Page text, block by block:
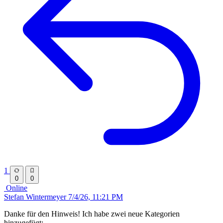
1
0 0
Online
Stefan Wintermeyer 7/4/26, 11:21 PM
Danke für den Hinweis! Ich habe zwei neue Kategorien